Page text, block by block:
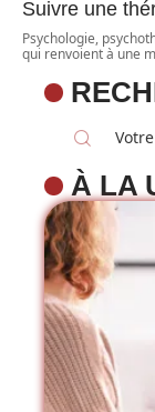
Suivre une
Psychologie,
qui renvoient à une
À LA